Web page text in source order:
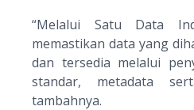
“Melalui Satu Data
memastikan data yang
dan tersedia melalui
standar, metadata
tambahnya.